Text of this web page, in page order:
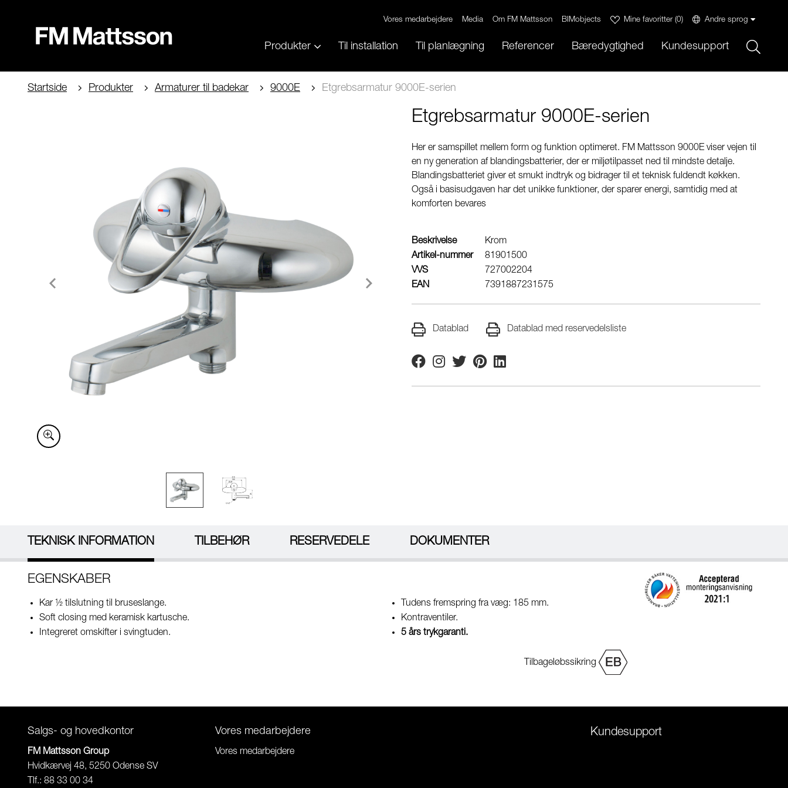
Vores medarbejdere Media Om FM Mattsson BIMobjects Mine favoritter(0) Andre sprog
Produkter Til installation Til planlægning Referencer Bæredygtighed Kundesupport
Startside Produkter Armaturer til badekar 9000E Etgrebsarmatur 9000E-serien
Etgrebsarmatur 9000E-serien
Her er samspillet mellem form og funktion optimeret. FM Mattsson 9000E viser vejen til
en ny generation af blandingsbatterier, der er miljøtilpasset ned til mindste detalje.
Blandingsbatteriet giver et smukt indtryk og bidrager til et teknisk fuldendt køkken.
Også i basisudgaven har det unikke funktioner, der sparer energi, samtidig med at
komforten bevares
Beskrivelse
Krom
Artikel-nummer
81901500
VVS
727002204
EAN
7391887231575
Datablad Datablad med reservedelsliste
FacebookInstagram
TwitterPinterestLinkedin
TEKNISK INFORMATION TILBEHØR RESERVEDELE DOKUMENTER
EGENSKABER
Kar ½ tilslutning til bruseslange.
Soft closing med keramisk kartusche.
Integreret omskifter i svingtuden.
Tudens fremspring fra væg: 185 mm.
Kontraventiler.
5 års trykgaranti.
Tilbageløbssikring
Salgs- og hovedkontor
FM Mattsson Group
Hvidkærvej 48, 5250 Odense SV
Tlf.: 88 33 00 34
Vores medarbejdere
Vores medarbejdere
Kundesupport